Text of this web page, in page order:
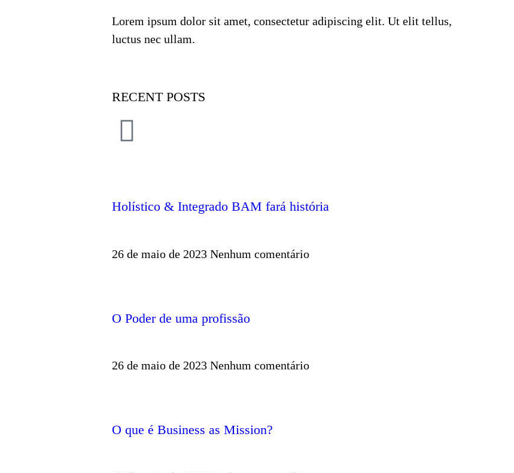
Lorem ipsum dolor sit amet, consectetur adipiscing elit. Ut elit tellus,
luctus nec ullam.
RECENT POSTS
Holístico & Integrado BAM fará história
26 de maio de 2023 Nenhum comentário
O Poder de uma profissão
26 de maio de 2023 Nenhum comentário
O que é Business as Mission?